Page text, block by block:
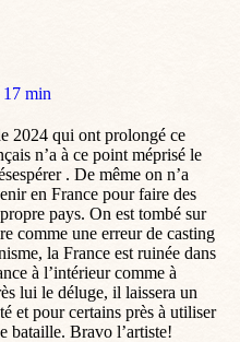
min
2024 qui ont prolongé ce
n’a à ce point méprisé le
. De même on n’a
en France pour faire des
pays. On est tombé sur
comme une erreur de casting
la France est ruinée dans
à l’intérieur comme à
lui le déluge, il laissera un
et pour certains près à utiliser
bataille. Bravo l’artiste!